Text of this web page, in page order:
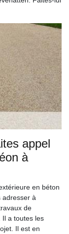
appel
à
en béton
adresser à
de
Il a toutes les
Il est en